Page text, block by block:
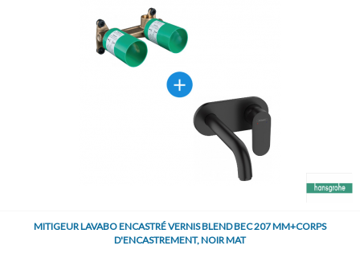
MITIGEUR LAVABO ENCASTRÉ VERNIS BLEND BEC 207 MM+CORPS
D'ENCASTREMENT, NOIR MAT